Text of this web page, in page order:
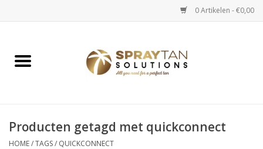
0 Artikelen - €0,00
Home
Spray Tan Starterspakketten
Producten getagd met quickconnect
HOME/TAGS/ QUICKCONNECT